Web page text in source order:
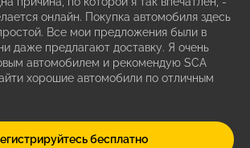
онлайн. Покупка автомобиля здесь
Все мои предложения были в
даже предлагают доставку. Я очень
автомобилем и рекомендую SCA
хорошие автомобили по отличным
бесплатно